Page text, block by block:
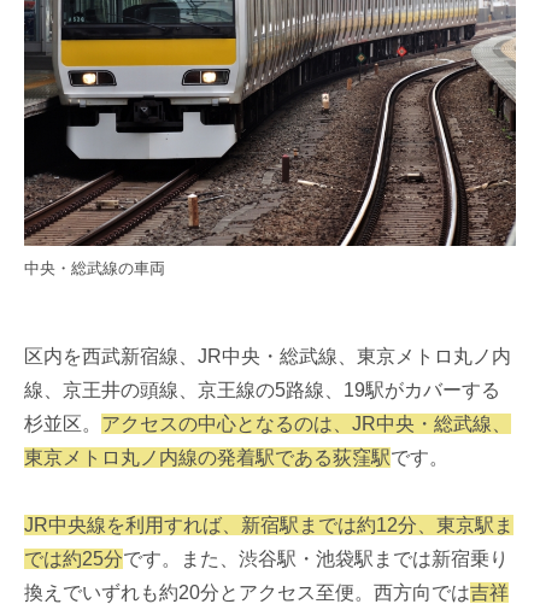
中央・総武線の車両
区内を西武新宿線、JR中央・総武線、東京メトロ丸ノ内
線、京王井の頭線、京王線の5路線、19駅がカバーする
杉並区。 アクセスの中心となるのは、JR中央・総武線、
東京メトロ丸ノ内線の発着駅である荻窪駅です。
JR中央線を利用すれば、新宿駅までは約12分、東京駅ま
では約25分です。また、渋谷駅・池袋駅までは新宿乗り
換えでいずれも約20分とアクセス至便。西方向では吉祥